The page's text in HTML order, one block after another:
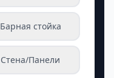
Барная стойка
Стена/Панели